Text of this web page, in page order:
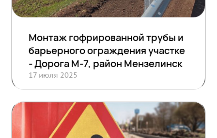
Монтаж гофрированной трубы и
барьерного ограждения участке
- Дорога М-7, район Мензелинск
17 июля 2025